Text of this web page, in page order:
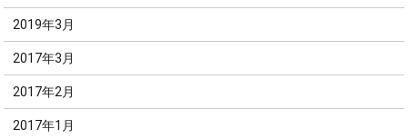
2019年3月
2017年3月
2017年2月
2017年1月